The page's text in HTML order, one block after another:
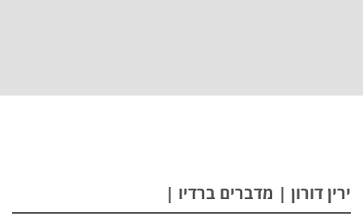
ירין דורון | מדברים ברדיו |